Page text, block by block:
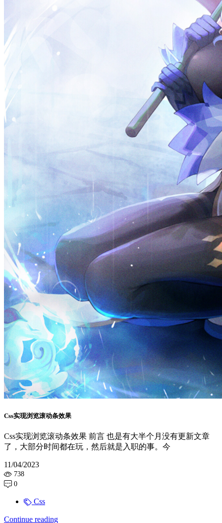
Css实现浏览滚动条效果
Css实现浏览滚动条效果 前言 也是有大半个月没有更新文章
了，大部分时间都在玩，然后就是入职的事。今
11/04/2023
738
0
Css
Continue reading